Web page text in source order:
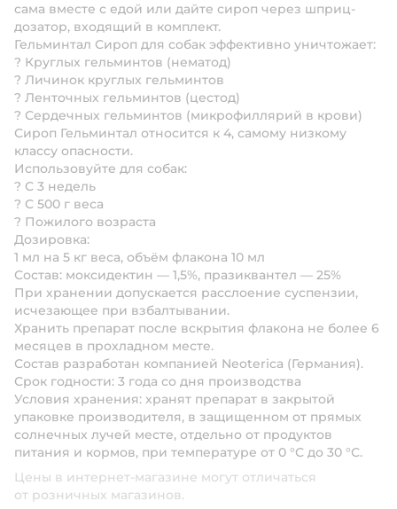
сама вместе с едой или дайте сироп через шприц-
дозатор, входящий в комплект.
Гельминтал Сироп для собак эффективно уничтожает:
? Круглых гельминтов (нематод)
? Личинок круглых гельминтов
? Ленточных гельминтов (цестод)
? Сердечных гельминтов (микрофиллярий в крови)
Сироп Гельминтал относится к 4, самому низкому
классу опасности.
Использовуйте для собак:
? С 3 недель
? С 500 г веса
? Пожилого возраста
Дозировка:
1 мл на 5 кг веса, объём флакона 10 мл
Состав: моксидектин — 1,5%, празиквантел — 25%
При хранении допускается расслоение суспензии,
исчезающее при взбалтывании.
Хранить препарат после вскрытия флакона не более 6
месяцев в прохладном месте.
Состав разработан компанией Neoterica (Германия).
Срок годности: 3 года со дня производства
Условия хранения: хранят препарат в закрытой
упаковке производителя, в защищенном от прямых
солнечных лучей месте, отдельно от продуктов
питания и кормов, при температуре от 0 °С до 30 °С.
Цены в интернет-магазине могут отличаться
от розничных магазинов.